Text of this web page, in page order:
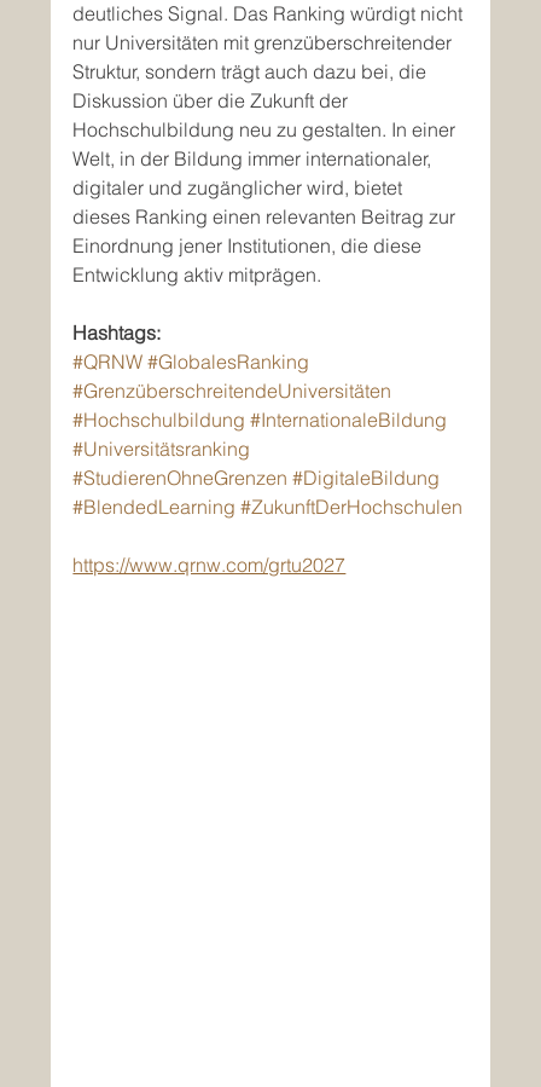
deutliches Signal. Das Ranking würdigt nicht
nur Universitäten mit grenzüberschreitender
Struktur, sondern trägt auch dazu bei, die
Diskussion über die Zukunft der
Hochschulbildung neu zu gestalten. In einer
Welt, in der Bildung immer internationaler,
digitaler und zugänglicher wird, bietet
dieses Ranking einen relevanten Beitrag zur
Einordnung jener Institutionen, die diese
Entwicklung aktiv mitprägen.
Hashtags:
#QRNW #GlobalesRanking
#GrenzüberschreitendeUniversitäten
#Hochschulbildung #InternationaleBildung
#Universitätsranking
#StudierenOhneGrenzen #DigitaleBildung
#BlendedLearning #ZukunftDerHochschulen
https://www.qrnw.com/grtu2027